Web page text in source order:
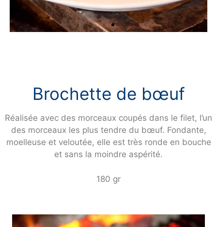
Brochette de bœuf
Réalisée avec des morceaux coupés dans le filet, l’un
des morceaux les plus tendre du bœuf. Fondante,
moelleuse et veloutée, elle est très ronde en bouche
et sans la moindre aspérité.
180 gr